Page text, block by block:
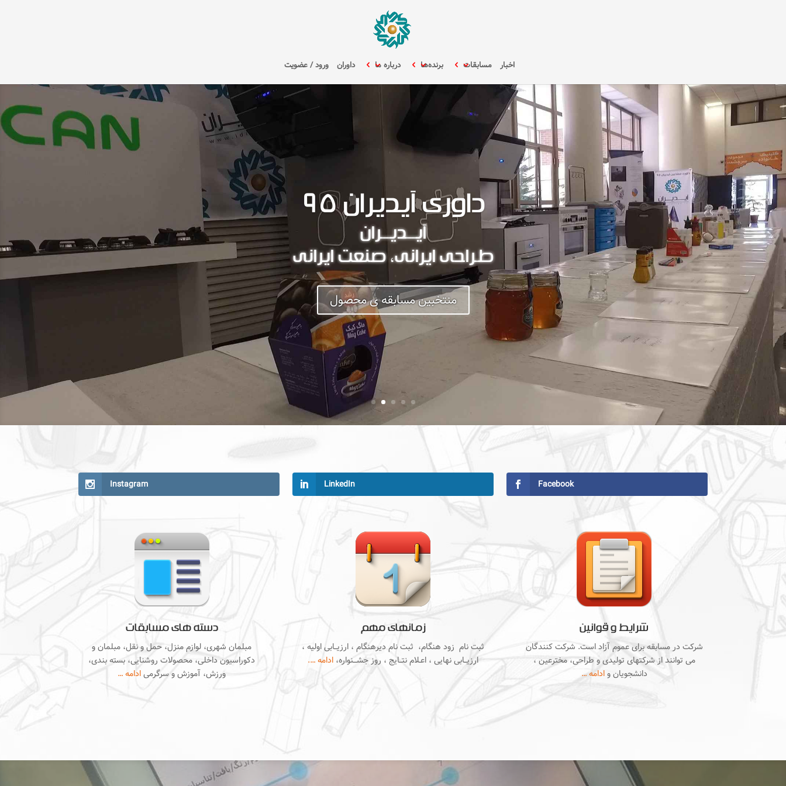
اخبار مسابقات برنده‌ها درباره ما داوران ورود / عضویت
داوری آیدیران ۹۵
آیـــدیـــران
طـراحی ایرانی، صنعت ایرانی
منتخبین مسابقه ی محصول
Instagram LinkedIn Facebook
شرایط و قوانین
شرکت در مسابقه برای عموم آزاد است. شرکت کنندگان
می توانند از شرکتهای تولیدی و طراحی، مخترعین ،
دانشجویان وادامه …
زمانهای مهم
ثبت نام زود هنگام، ثبت نام دیرهنگام ، ارزیــابی اولیه ،
ارزیــابی نهایی ، اعـلام نتــایج ، روز جشـــنواره، ادامه ….
دسته های مسابقات
مبلمان شهری، لوازم منزل، حمل و نقل، مبلمان و
دکوراسیون داخلی، محصولات روشنایی، بسته بندی،
ورزش، آموزش و سرگرمیادامه …